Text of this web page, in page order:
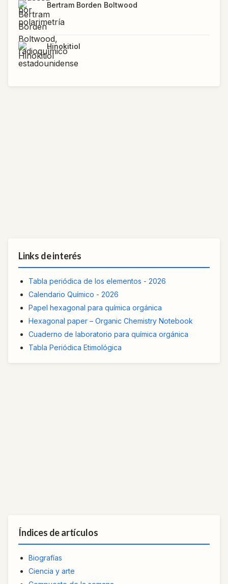
Bertram Borden Boltwood
Hinokitiol
Links de interés
Tabla periódica de los elementos - 2026
Calendario Químico - 2026
Papel hexagonal para química orgánica
Hexagonal paper – Organic Chemistry Notebook
Cuaderno de laboratorio para química orgánica
Tabla Periódica Etimológica
Índices de artículos
Biografías
Ciencia y arte